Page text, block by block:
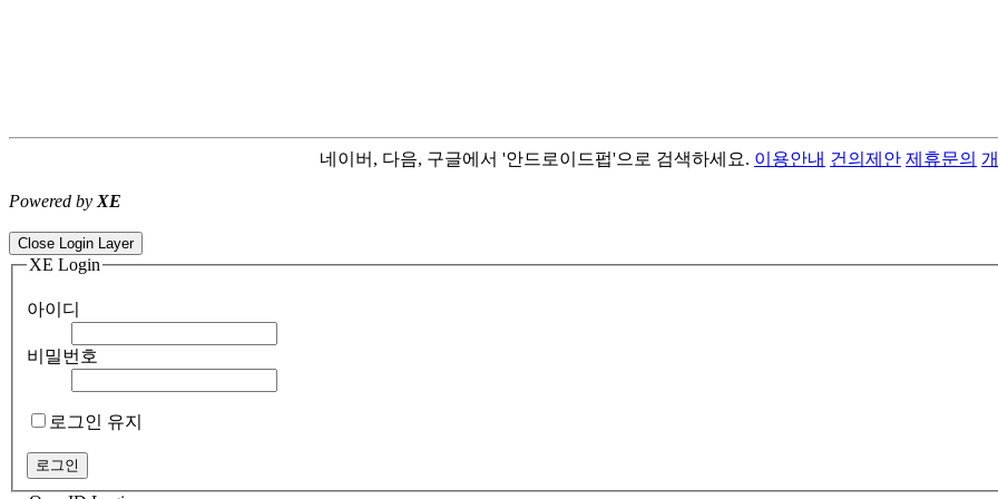
네이버, 다음, 구글에서 '안드로이드펍'으로 검색하세요. 이용안내 건의제안 제휴문의
Powered by XE
Close Login Layer
XE Login
아이디
비밀번호
로그인 유지